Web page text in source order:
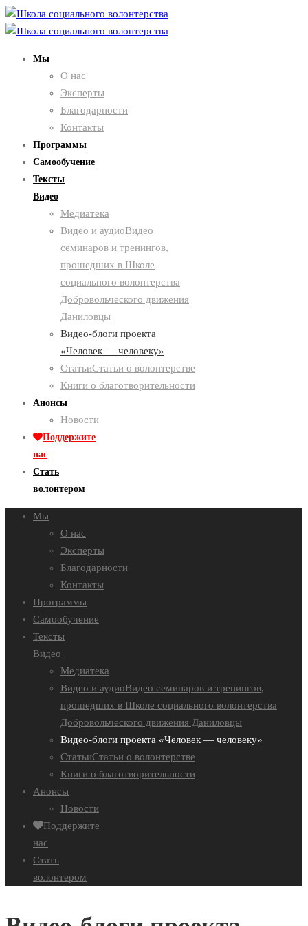
Мы
О нас
Эксперты
Благодарности
Контакты
Программы
Самообучение
Тексты
Видео
Медиатека
Видео и аудиоВидео
семинаров и тренингов,
прошедших в Школе
социального волонтерства
Добровольческого движения
Даниловцы
Видео-блоги проекта
«Человек — человеку»
СтатьиСтатьи о волонтерстве
Книги о благотворительности
Анонсы
Новости
Поддержите
нас
Стать
волонтером
Мы
О нас
Эксперты
Благодарности
Контакты
Программы
Самообучение
Тексты
Видео
Медиатека
Видео и аудиоВидео семинаров и тренингов,
прошедших в Школе социального волонтерства
Добровольческого движения Даниловцы
Видео-блоги проекта «Человек — человеку»
СтатьиСтатьи о волонтерстве
Книги о благотворительности
Анонсы
Новости
Поддержите
нас
Стать
волонтером